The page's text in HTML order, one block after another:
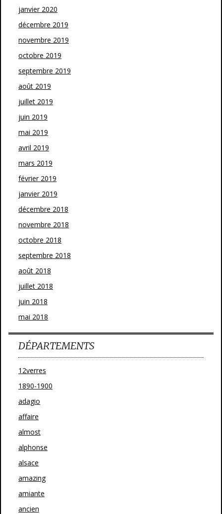
janvier 2020
décembre 2019
novembre 2019
octobre 2019
septembre 2019
août 2019
juillet 2019
juin 2019
mai 2019
avril 2019
mars 2019
février 2019
janvier 2019
décembre 2018
novembre 2018
octobre 2018
septembre 2018
août 2018
juillet 2018
juin 2018
mai 2018
DÉPARTEMENTS
12verres
1890-1900
adagio
affaire
almost
alphonse
alsace
amazing
amiante
ancien